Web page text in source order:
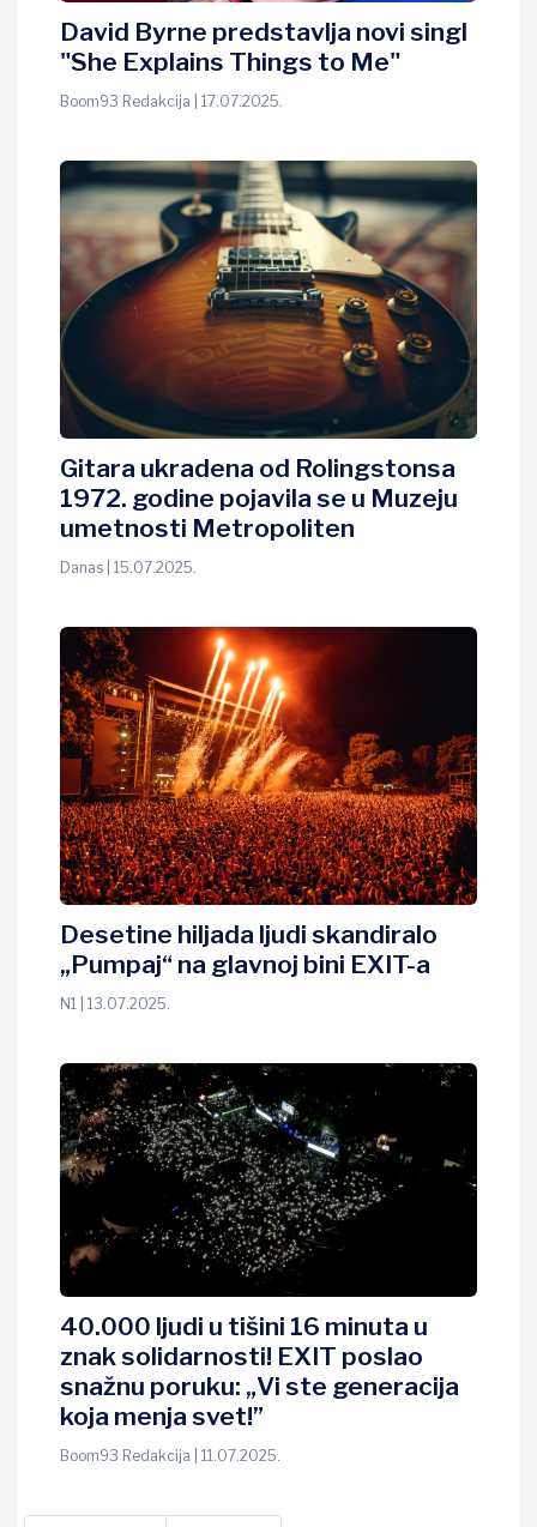
David Byrne predstavlja novi singl
"She Explains Things to Me"
Boom93 Redakcija | 17.07.2025.
Gitara ukradena od Rolingstonsa
1972. godine pojavila se u Muzeju
umetnosti Metropoliten
Danas | 15.07.2025.
Desetine hiljada ljudi skandiralo
„Pumpaj“ na glavnoj bini EXIT-a
N1 | 13.07.2025.
40.000 ljudi u tišini 16 minuta u
znak solidarnosti! EXIT poslao
snažnu poruku: „Vi ste generacija
koja menja svet!”
Boom93 Redakcija | 11.07.2025.